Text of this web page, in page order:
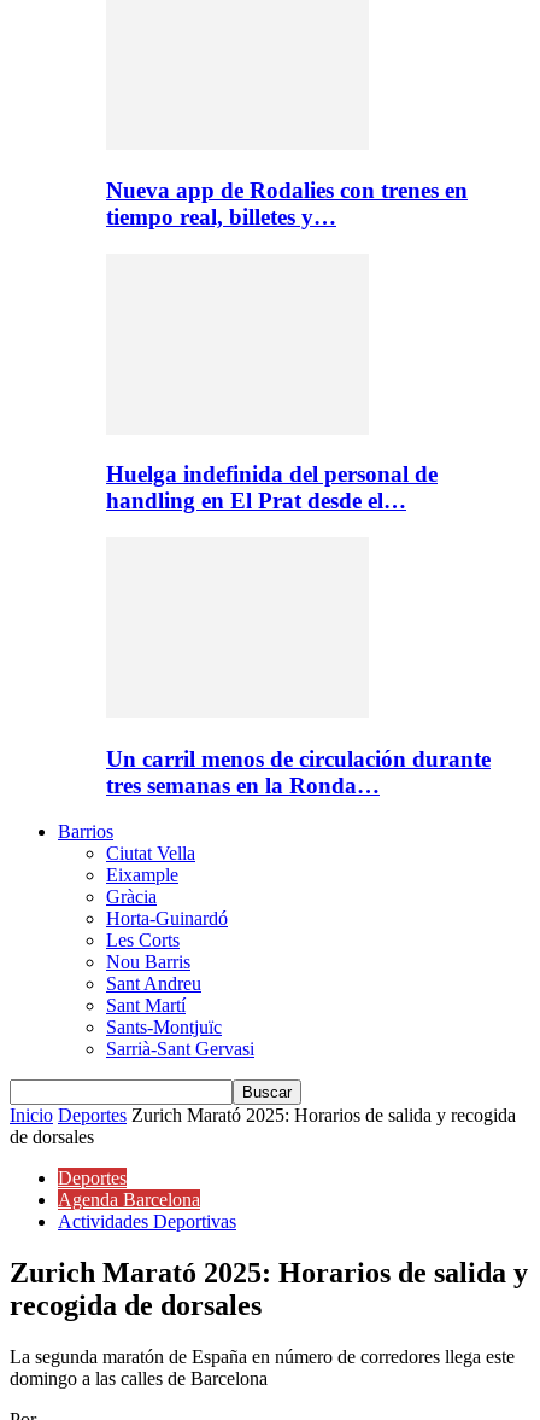
Nueva app de Rodalies con trenes en
tiempo real, billetes y…
Huelga indefinida del personal de
handling en El Prat desde el…
Un carril menos de circulación durante
tres semanas en la Ronda…
Barrios
Ciutat Vella
Eixample
Gràcia
Horta-Guinardó
Les Corts
Nou Barris
Sant Andreu
Sant Martí
Sants-Montjuïc
Sarrià-Sant Gervasi
Inicio Deportes Zurich Marató 2025: Horarios de salida y recogida
de dorsales
Deportes
Agenda Barcelona
Actividades Deportivas
Zurich Marató 2025: Horarios de salida y
recogida de dorsales
La segunda maratón de España en número de corredores llega este
domingo a las calles de Barcelona